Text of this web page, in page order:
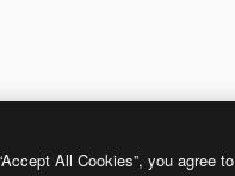
All Cookies”, you agree